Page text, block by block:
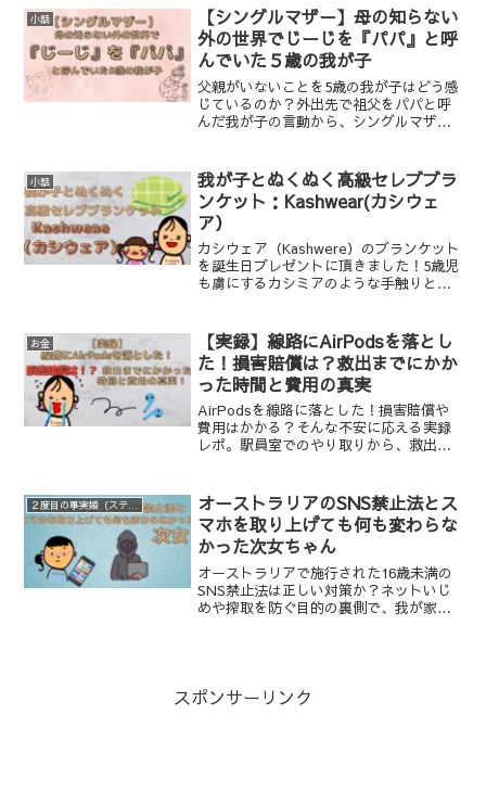
金が決定！アマゾンへの問い合わせ手順
と、再発防止策を解説します。
小話
【シングルマザー】母の知らない
外の世界でじーじを『パパ』と呼
んでいた５歳の我が子
父親がいないことを5歳の我が子はどう感
じているのか？外出先で祖父をパパと呼
んだ我が子の言動から、シングルマザー
ステップファミリーを経て未婚ステータ
スに戻った母の苦悩と、我が子を世界一
幸せにしたいと願う決意を記録した体験
談です。
小話
我が子とぬくぬく高級セレブブラ
ンケット：Kashwear(カシウェ
ア）
カシウェア（Kashwere）のブランケット
を誕生日プレゼントに頂きました！5歳児
も虜にするカシミアのような手触りと、
洗いでスッキリ落ちる驚きの速乾性と実
用性も検証。30代ママが本音で語る、お
値段以上の価値がある一生モノの防寒ア
イテムです。
お金
【実録】線路にAirPodsを落とし
た！損害賠償は？救出までにかか
った時間と費用の真実
AirPodsを線路に落とした！損害賠償や
費用はかかる？そんな不安に応える実録
レポ。駅員室でのやり取りから、救出ま
レスイヤホンを落として絶望している方
は、まずこの記事を読んで落ち着いてく
ださい。
２度目の事実婚（ステップファミリー）
オーストラリアのSNS禁止法とス
マホを取り上げても何も変わらな
かった次女ちゃん
オーストラリアで施行された16歳未満の
SNS禁止法は正しい対策か？ネットいじ
めや搾取を防ぐ目的の裏側で、我が家の
ける責任を実体験から考察します。
スポンサーリンク